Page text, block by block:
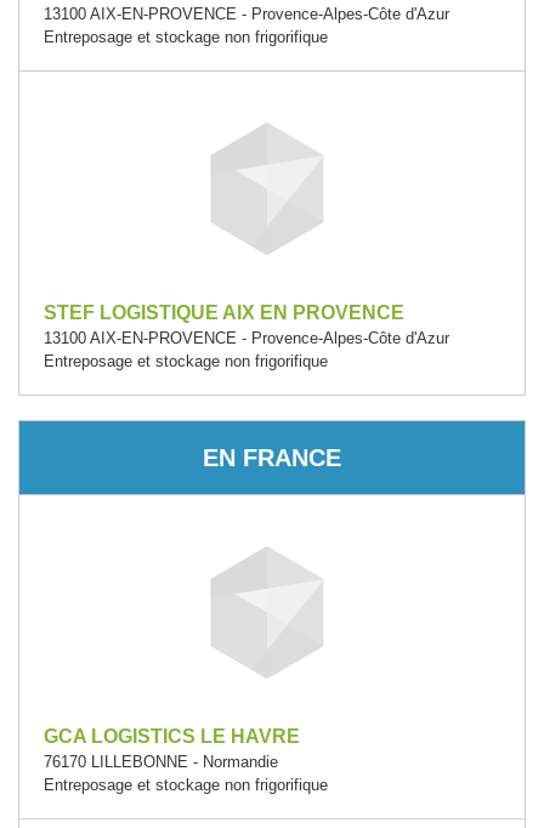
13100 AIX-EN-PROVENCE - Provence-Alpes-Côte d'Azur
Entreposage et stockage non frigorifique
STEF LOGISTIQUE AIX EN PROVENCE
13100 AIX-EN-PROVENCE - Provence-Alpes-Côte d'Azur
Entreposage et stockage non frigorifique
EN FRANCE
GCA LOGISTICS LE HAVRE
76170 LILLEBONNE - Normandie
Entreposage et stockage non frigorifique